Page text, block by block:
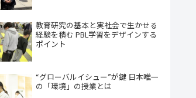
教育研究の基本と実社会で生かせる
経験を積む PBL学習をデザインする
ポイント
“グローバルイシュー”が鍵 日本唯一
の「環境」の授業とは